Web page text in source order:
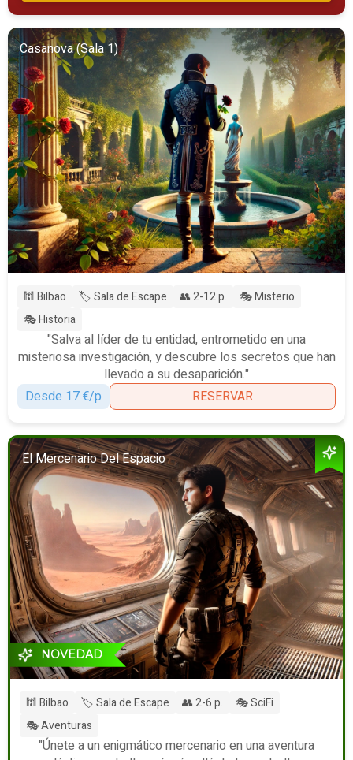
Casanova (Sala 1)
🕍 Bilbao 🏷️ Sala de Escape 👥 2-12 p.
🎭 Misterio
🎭 Historia
"Salva al líder de tu entidad, entrometido en una
misteriosa investigación, y descubre los secretos que han
llevado a su desaparición."
Desde 17 €/p
RESERVAR
El Mercenario Del Espacio
NOVEDAD
🕍 Bilbao 🏷️ Sala de Escape 👥 2-6 p.
🎭 SciFi
🎭 Aventuras
"Únete a un enigmático mercenario en una aventura